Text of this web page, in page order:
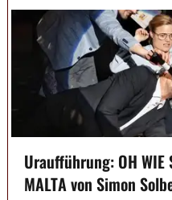
Uraufführung: OH WIE
MALTA von Simon